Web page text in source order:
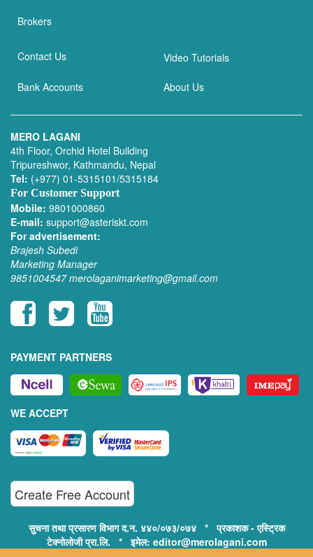
Brokers
Contact Us Video Tutorials
Bank Accounts About Us
MERO LAGANI
4th Floor, Orchid Hotel Building
Tripureshwor, Kathmandu, Nepal
Tel: (+977) 01-5315101/5315184
For Customer Support
Mobile: 9801000860
E-mail: support@asteriskt.com
For advertisement:
Brajesh Subedi
Marketing Manager
9851004547 merolaganimarketing@gmail.com
PAYMENT PARTNERS
WE ACCEPT
Create Free Account
सुचना तथा प्रसारण विभाग द.न. ४४०/०७३/०७४ * प्रकाशक - एस्ट्रिक
टेक्नोलोजी प्रा.लि. * इमेल: editor@merolagani.com